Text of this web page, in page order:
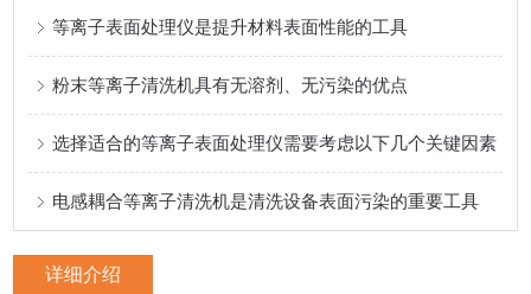
等离子表面处理仪是提升材料表面性能的工具
粉末等离子清洗机具有无溶剂、无污染的优点
选择适合的等离子表面处理仪需要考虑以下几个关键因素
电感耦合等离子清洗机是清洗设备表面污染的重要工具
详细介绍